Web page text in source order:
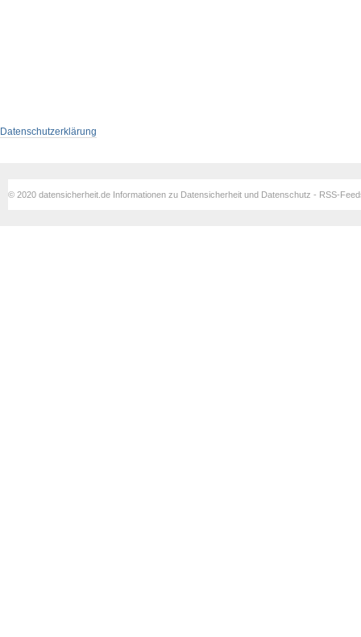
Datenschutzerklärung
© 2020 datensicherheit.de Informationen zu Datensicherheit und Datenschutz - RSS-